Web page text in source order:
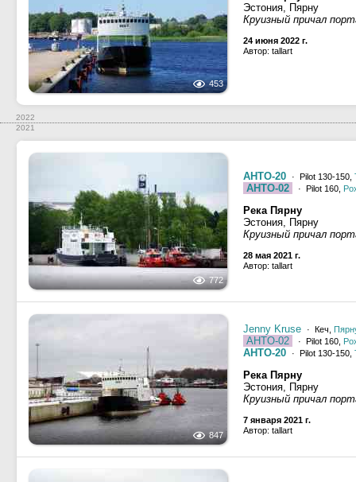
453
Эстония, Пярну
Круизный причал
24 июня 2022 г.
Автор: tallart
2022
2021
772
AHTO-20 · Pilot 130-150,
AHTO-02 · Pilot 160,
Река Пярну
Эстония, Пярну
Круизный причал
28 мая 2021 г.
Автор: tallart
847
Jenny Kruse · Кеч,
AHTO-02 · Pilot 160,
AHTO-20 · Pilot 130-150,
Река Пярну
Эстония, Пярну
Круизный причал
7 января 2021 г.
Автор: tallart